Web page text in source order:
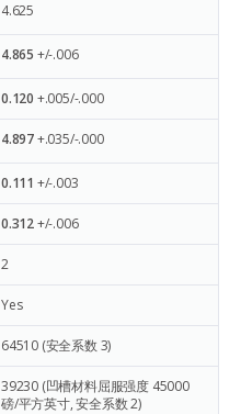
4.625
4.865 +/-.006
0.120 +.005/-.000
4.897+.035/-.000
0.111 +/-.003
0.312+/-.006
2
Yes
64510 (安全系数 3)
39230 (凹槽材料屈服强度 45000
磅/平方英寸, 安全系数 2)